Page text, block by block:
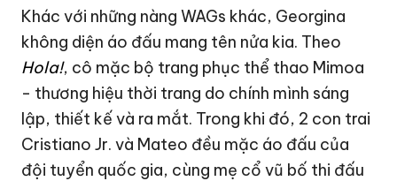
Khác với những nàng WAGs khác, Georgina
không diện áo đấu mang tên nửa kia. Theo
Hola!, cô mặc bộ trang phục thể thao Mimoa
- thương hiệu thời trang do chính mình sáng
lập, thiết kế và ra mắt. Trong khi đó, 2 con trai
Cristiano Jr. và Mateo đều mặc áo đấu của
đội tuyển quốc gia, cùng mẹ cổ vũ bố thi đấu